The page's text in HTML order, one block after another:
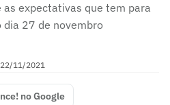
expectativas que tem para
dia 27 de novembro
22/11/2021
no Google